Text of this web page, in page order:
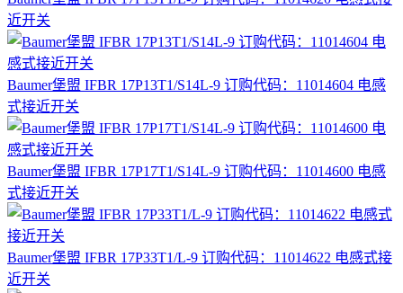
近开关
Baumer堡盟 IFBR 17P13T1/S14L-9 订购代码：11014604 电感
式接近开关
Baumer堡盟 IFBR 17P17T1/S14L-9 订购代码：11014600 电感
式接近开关
Baumer堡盟 IFBR 17P33T1/L-9 订购代码：11014622 电感式接
近开关